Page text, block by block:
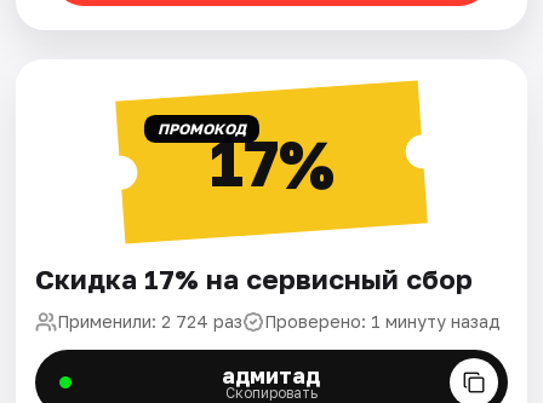
ПРОМОКОД17%
Скидка 17% на сервисный сбор
Применили: 2 724 раз Проверено: 1 минуту назад
адмитад
Скопировать